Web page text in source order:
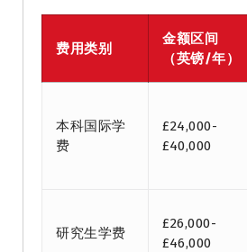
费用类别
金额区间
（英镑/年）
本科国际学
费
£24,000-
£40,000
研究生学费
£26,000-
£46,000